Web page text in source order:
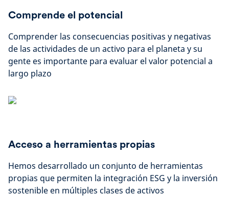
Comprende el potencial
Comprender las consecuencias positivas y negativas
de las actividades de un activo para el planeta y su
gente es importante para evaluar el valor potencial a
largo plazo
Acceso a herramientas propias
Hemos desarrollado un conjunto de herramientas
propias que permiten la integración ESG y la inversión
sostenible en múltiples clases de activos